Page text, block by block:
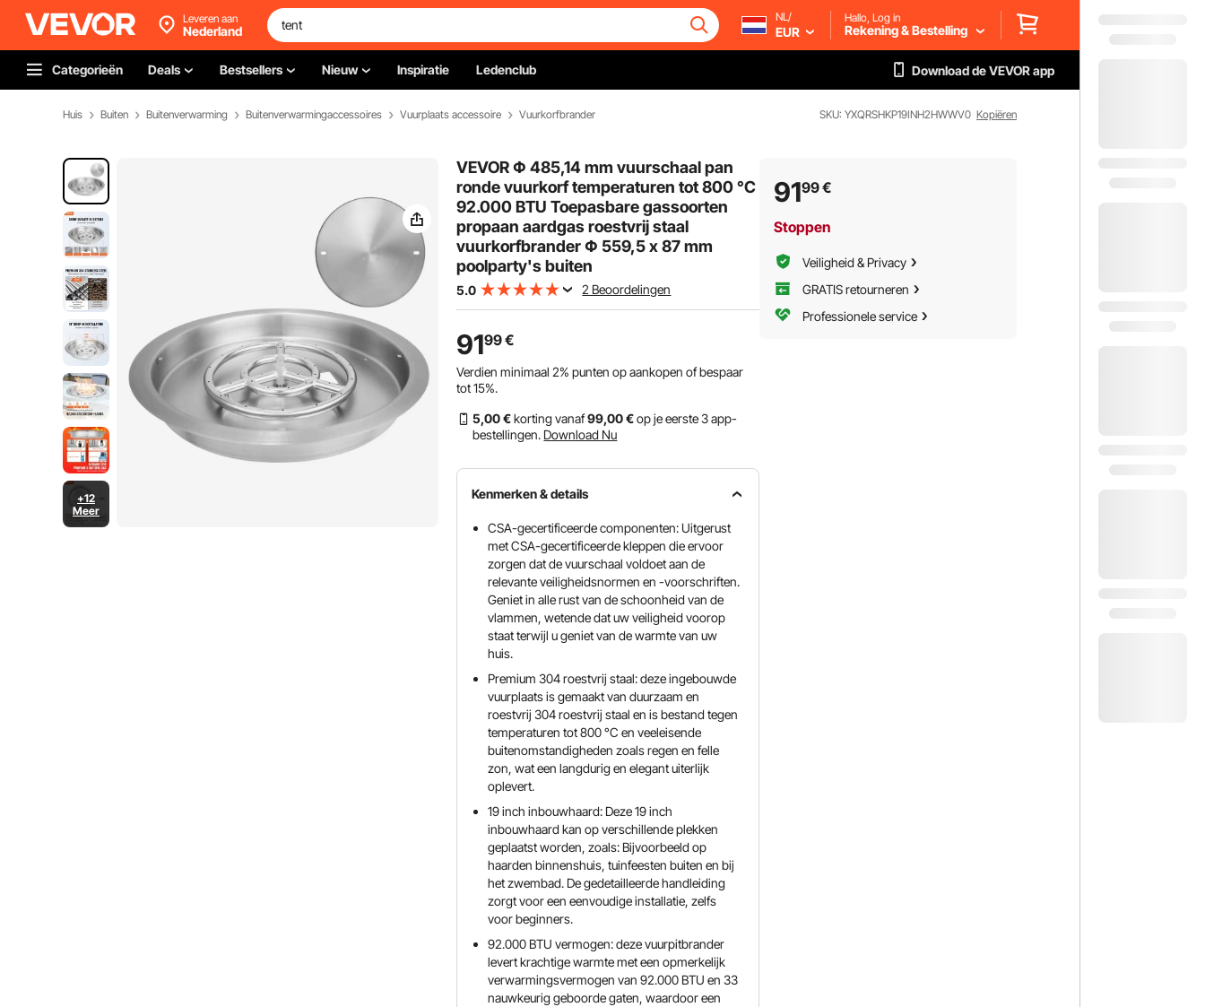
Leveren aan
Nederland
NL/
EUR
Hallo, Log in
Rekening & Bestelling
Categorieën Deals Bestsellers Nieuw Inspiratie Ledenclub Download de VEVOR app
Huis Buiten Buitenverwarming Buitenverwarmingaccessoires Vuurplaats accessoire Vuurkorfbrander SKU: YXQRSHKP19INH2HWWV0 Kopiëren
+12
Meer
VEVOR Φ 485,14 mm vuurschaal pan
ronde vuurkorf temperaturen tot 800 °C
92.000 BTU Toepasbare gassoorten
propaan aardgas roestvrij staal
vuurkorfbrander Φ 559,5 x 87 mm
poolparty's buiten
5.0 2 Beoordelingen
9199€
Verdien minimaal2% punten op aankopen of bespaar
tot15%.
5,00 €korting vanaf99,00 €op je eerste 3 app-
bestellingen. Download Nu
Kenmerken & details
CSA-gecertificeerde componenten: Uitgerust
met CSA-gecertificeerde kleppen die ervoor
zorgen dat de vuurschaal voldoet aan de
relevante veiligheidsnormen en -voorschriften.
Geniet in alle rust van de schoonheid van de
vlammen, wetende dat uw veiligheid voorop
staat terwijl u geniet van de warmte van uw
huis.
Premium 304 roestvrij staal: deze ingebouwde
vuurplaats is gemaakt van duurzaam en
roestvrij 304 roestvrij staal en is bestand tegen
temperaturen tot 800 °C en veeleisende
buitenomstandigheden zoals regen en felle
zon, wat een langdurig en elegant uiterlijk
oplevert.
19 inch inbouwhaard: Deze 19 inch
inbouwhaard kan op verschillende plekken
geplaatst worden, zoals: Bijvoorbeeld op
haarden binnenshuis, tuinfeesten buiten en bij
het zwembad. De gedetailleerde handleiding
zorgt voor een eenvoudige installatie, zelfs
voor beginners.
92.000 BTU vermogen: deze vuurpitbrander
levert krachtige warmte met een opmerkelijk
verwarmingsvermogen van 92.000 BTU en 33
nauwkeurig geboorde gaten, waardoor een
9199€
Stoppen
Veiligheid & Privacy
GRATIS retourneren
Professionele service